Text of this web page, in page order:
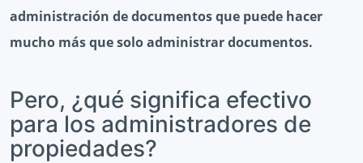
administración de documentos que puede hacer
mucho más que solo administrar documentos.
Pero, ¿qué significa efectivo
para los administradores de
propiedades?